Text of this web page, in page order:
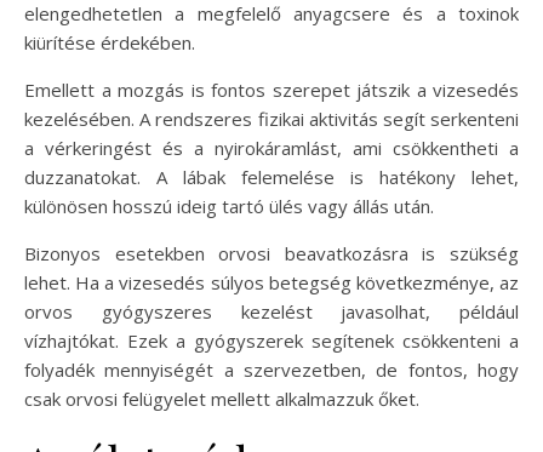
elengedhetetlen a megfelelő anyagcsere és a toxinok
kiürítése érdekében.
Emellett a mozgás is fontos szerepet játszik a vizesedés
kezelésében. A rendszeres fizikai aktivitás segít serkenteni
a vérkeringést és a nyirokáramlást, ami csökkentheti a
duzzanatokat. A lábak felemelése is hatékony lehet,
különösen hosszú ideig tartó ülés vagy állás után.
Bizonyos esetekben orvosi beavatkozásra is szükség
lehet. Ha a vizesedés súlyos betegség következménye, az
orvos gyógyszeres kezelést javasolhat, például
vízhajtókat. Ezek a gyógyszerek segítenek csökkenteni a
folyadék mennyiségét a szervezetben, de fontos, hogy
csak orvosi felügyelet mellett alkalmazzuk őket.